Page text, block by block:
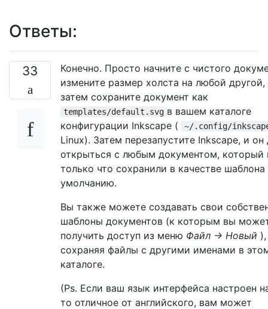
Ответы:
33
Конечно. Просто начните с чистого
измените размер холста на любой другой,
затем сохраните документ как
templates/default.svg в вашем каталоге
конфигурации Inkscape (
~/.config/
Linux). Затем перезапустите Inkscape, и
открыться с любым документом, который
только что сохранили в качестве шаблона
умолчанию.
Вы также можете создавать свои
шаблоны документов (к которым вы
получить доступ из меню Файл → Новый ),
сохраняя файлы с другими именами в
каталоге.
(Ps. Если ваш язык интерфейса настроен
то отличное от английского, вам может